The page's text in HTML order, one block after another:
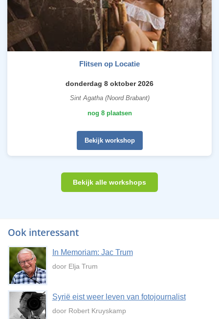
Flitsen op Locatie
donderdag 8 oktober 2026
Sint Agatha (Noord Brabant)
nog 8 plaatsen
Bekijk workshop
Bekijk alle workshops
Ook interessant
In Memoriam: Jac Trum
door Elja Trum
Syrië eist weer leven van fotojournalist
door Robert Kruyskamp